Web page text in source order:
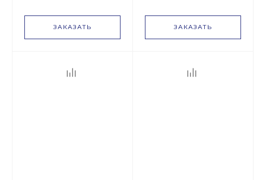
ЗАКАЗАТЬ ЗАКАЗАТЬ